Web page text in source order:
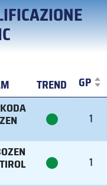
TREND GP
TREND GP
1
1